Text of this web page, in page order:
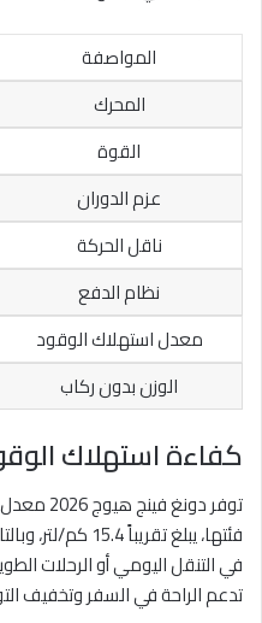
المواصفة
المحرك
القوة
عزم الدوران
ناقل الحركة
نظام الدفع
معدل استهلاك الوقود
الوزن بدون ركاب
كفاءة استهلاك
توفر
فئتها، يبلغ
في التنقل اليومي أو الرحلات
تدعم الراحة في السفر وتخفيف